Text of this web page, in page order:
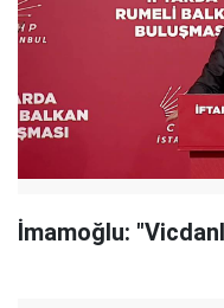
İmamoğlu: